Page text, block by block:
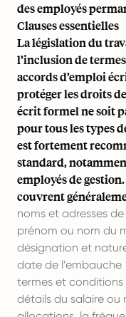
des employés
Clauses essentielles
La législation du
l’inclusion de
accords d’emploi
protéger les droits
écrit formel ne soit
pour tous les types
est fortement
standard,
employés de
couvrent
noms et adresses
prénom ou nom du
désignation et
date de l’embauche
termes et conditions
détails du salaire ou